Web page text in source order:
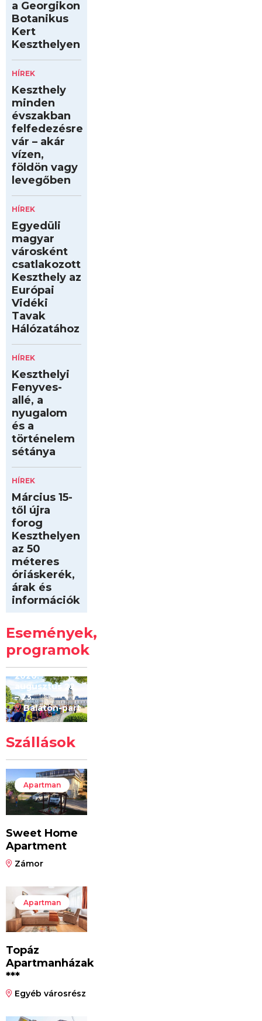
a Georgikon
Botanikus
Kert
Keszthelyen
HÍREK
Keszthely
minden
évszakban
felfedezésre
vár – akár
vízen,
földön vagy
levegőben
HÍREK
Egyedüli
magyar
városként
csatlakozott
Keszthely az
Európai
Vidéki
Tavak
Hálózatához
HÍREK
Keszthelyi
Fenyves-
allé, a
nyugalom
és a
történelem
sétánya
HÍREK
Március 15-
től újra
forog
Keszthelyen
az 50
méteres
óriáskerék,
árak és
információk
Események,
programok
Kilóméterek
2026
2026.
augusztus 22
– 23.
Balaton-part
Szállások
Apartman
Sweet Home
Apartment
Zámor
Apartman
Topáz
Apartmanházak
***
Egyéb városrész